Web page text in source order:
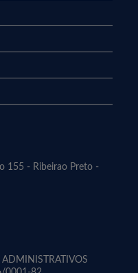
155 - Ribeirao Preto -